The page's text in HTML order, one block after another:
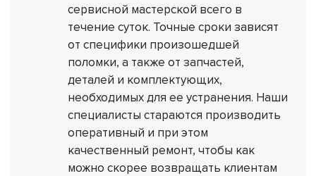
сервисной мастерской всего в
течение суток. Точные сроки зависят
от специфики произошедшей
поломки, а также от запчастей,
деталей и комплектующих,
необходимых для ее устранения. Наши
специалисты стараются производить
оперативный и при этом
качественный ремонт, чтобы как
можно скорее возвращать клиентам